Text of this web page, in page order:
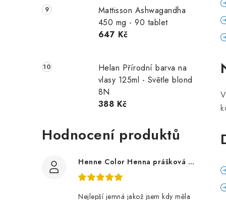
Mattisson Ashwagandha
450 mg - 90 tablet
647 Kč
Helan Přírodní barva na
vlasy 125ml - Světle blond
8N
388 Kč
Hodnocení produktů
Henne Color Henna prášková barva: hnědá 100g
Nejlepší jemná jakož jsem kdy měla